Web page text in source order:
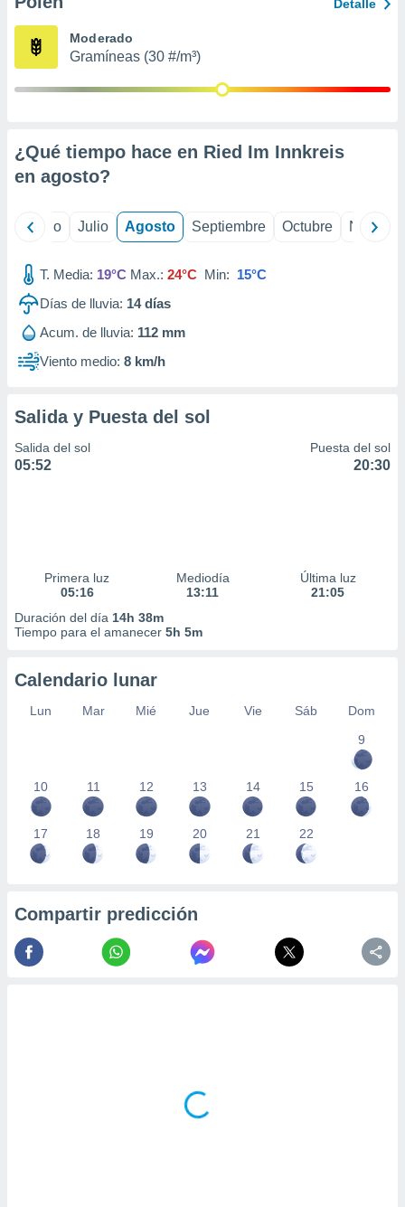
publicidad
1199
Detalle
Moderado
Gramíneas (30 #/m³)
¿Qué tiempo hace en Ried Im Innkreis
en agosto?
Junio Julio Agosto Septiembre Octubre
T. Media: 19°C Max.: 24°C Min: 15°C
Días de lluvia: 14días
Acum. de lluvia: 112 mm
Viento medio: 8 km/h
Salida y Puesta del sol
Salida del sol
05:52
Puesta del sol
20:30
Primera luz
05:16
Mediodía
13:11
Última luz
21:05
Duración del día 14h 38m
Tiempo para el amanecer 5h 5m
Calendario lunar
Lun Mar Mié Jue Vie Sáb
Dom
9
10 11 12 13 14 15 16
17 18 19 20 21 22
Compartir predicción